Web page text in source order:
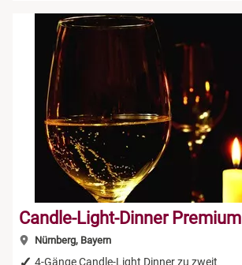
Candle-Light-Dinner Premium
Nürnberg, Bayern
4-Gänge Candle-Light Dinner zu zweit